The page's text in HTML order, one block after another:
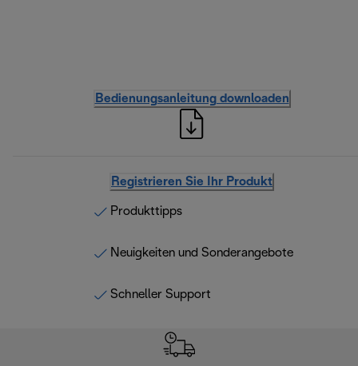
Bedienungsanleitung downloaden
Registrieren Sie Ihr Produkt
Produkttipps
Neuigkeiten und Sonderangebote
Schneller Support